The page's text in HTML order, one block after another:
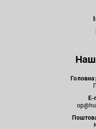
Головна
E-